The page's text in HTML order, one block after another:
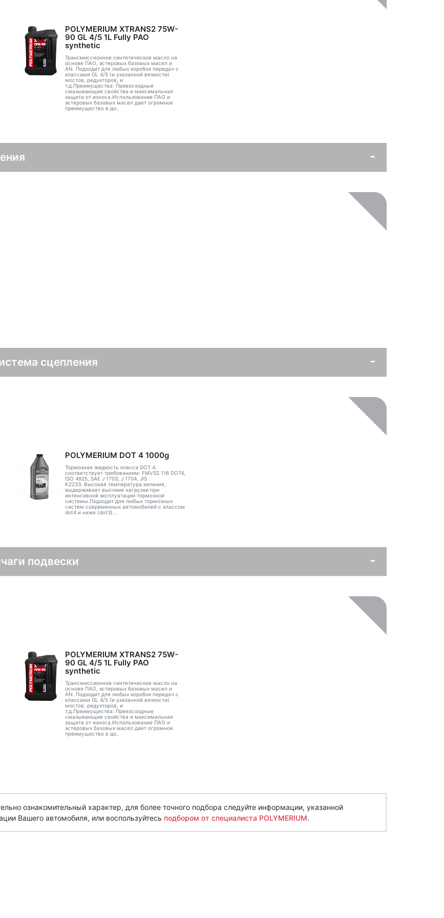
POLYMERIUM XTRANS2 75W-
90 GL 4/5 1L Fully PAO
synthetic
Трансмиссионное синтетическое масло на
основе ПАО, эстеровых базовых масел и
AN. Подходит для любых коробок передач с
классами GL 4/5 (и указанной вязкости)
мостов, редукторов, и
т.д.Преимущества: Превосходные
смазывающие свойства и максимальная
защита от износа.Использование ПАО и
эстеровых базовых масел дает огромное
преимущество в до..
сцепления
POLYMERIUM DOT 4 1000g
Тормозная жидкость класса DOT 4,
соответствует требованиям: FMVSS 116 DOT4,
ISO 4925, SAE J 1703, J 1704, JIS
K2233. Высокая температура кипения,
выдерживает высокие нагрузки при
интенсивной эксплуатации тормозной
системы.Подходит для любых тормозных
систем современных автомобилей с классом
dot4 и ниже (dot3)...
подвески
POLYMERIUM XTRANS2 75W-
90 GL 4/5 1L Fully PAO
synthetic
Трансмиссионное синтетическое масло на
основе ПАО, эстеровых базовых масел и
AN. Подходит для любых коробок передач с
классами GL 4/5 (и указанной вязкости)
мостов, редукторов, и
т.д.Преимущества: Превосходные
смазывающие свойства и максимальная
защита от износа.Использование ПАО и
эстеровых базовых масел дает огромное
преимущество в до..
ознакомительный характер, для более точного подбора следуйте информации, указанной
Вашего автомобиля, или воспользуйтесь подбором от специалиста POLYMERIUM.